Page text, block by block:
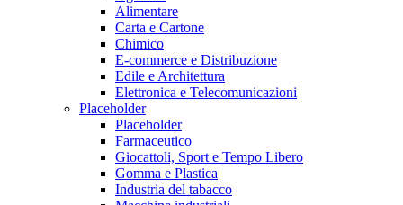
Alimentare
Carta e Cartone
Chimico
E-commerce e Distribuzione
Edile e Architettura
Elettronica e Telecomunicazioni
Placeholder
Placeholder
Farmaceutico
Giocattoli, Sport e Tempo Libero
Gomma e Plastica
Industria del tabacco